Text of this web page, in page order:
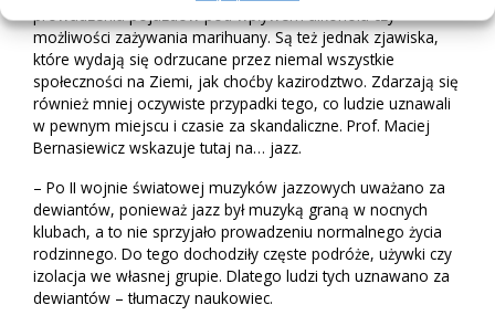
prowadzenia pojazdów pod wpływem alkoholu czy
możliwości zażywania marihuany. Są też jednak zjawiska,
które wydają się odrzucane przez niemal wszystkie
społeczności na Ziemi, jak choćby kazirodztwo. Zdarzają się
również mniej oczywiste przypadki tego, co ludzie uznawali
w pewnym miejscu i czasie za skandaliczne. Prof. Maciej
Bernasiewicz wskazuje tutaj na… jazz.
– Po II wojnie światowej muzyków jazzowych uważano za
dewiantów, ponieważ jazz był muzyką graną w nocnych
klubach, a to nie sprzyjało prowadzeniu normalnego życia
rodzinnego. Do tego dochodziły częste podróże, używki czy
izolacja we własnej grupie. Dlatego ludzi tych uznawano za
dewiantów – tłumaczy naukowiec.